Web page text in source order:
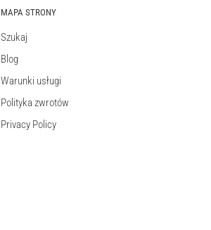
MAPA STRONY
Szukaj
Blog
Warunki usługi
Polityka zwrotów
Privacy Policy